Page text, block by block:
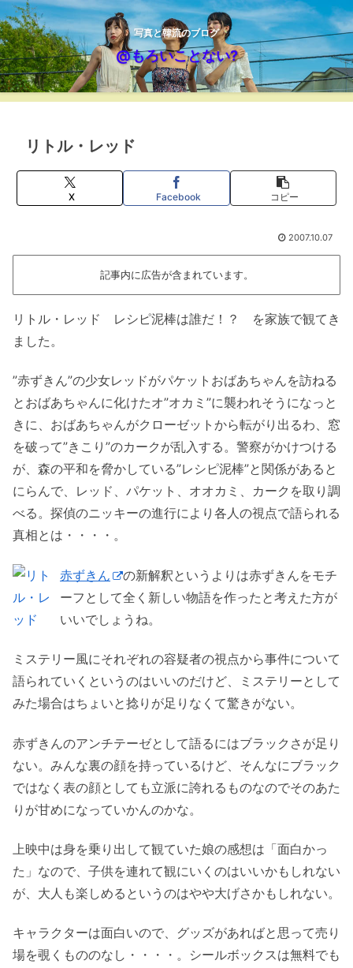
写真と韓流のブログ
@もろいことない?
リトル・レッド
X Facebook コピー
2007.10.07
記事内に広告が含まれています。
リトル・レッド レシピ泥棒は誰だ！？ を家族で観てき
ました。
”赤ずきん”の少女レッドがパケットおばあちゃんを訪ねる
とおばあちゃんに化けたオ”オカミ”に襲われそうになっと
きに、おばあちゃんがクローゼットから転がり出るわ、窓
を破って”きこり”のカークが乱入する。警察がかけつける
が、森の平和を脅かしている”レシピ泥棒”と関係があると
にらんで、レッド、パケット、オオカミ、カークを取り調
べる。探偵のニッキーの進行により各人の視点で語られる
真相とは・・・・。
赤ずきん
の新解釈というよりは赤ずきんをモチ
ーフとして全く新しい物語を作ったと考えた方が
いいでしょうね。
ミステリー風にそれぞれの容疑者の視点から事件について
語られていくというのはいいのだけど、ミステリーとして
みた場合はちょいと捻りが足りなくて驚きがない。
赤ずきんのアンチテーゼとして語るにはブラックさが足り
ない。みんな裏の顔を持っているけど、そんなにブラック
ではなく表の顔としても立派に誇れるものなのでそのあた
りが甘めになっていかんのかな。
上映中は身を乗り出して観ていた娘の感想は「面白かっ
た」なので、子供を連れて観にいくのはいいかもしれない
が、大人も楽しめるというのはやや大げさかもしれない。
キャラクターは面白いので、グッズがあればと思って売り
場を覗くもののなし・・・・。シールボックスは無料でも